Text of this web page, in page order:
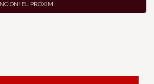
25 DE MAYO SE REPITE EL WEBINAR “AVANZANDO EN ETWINNING FUERA DEL AULA”